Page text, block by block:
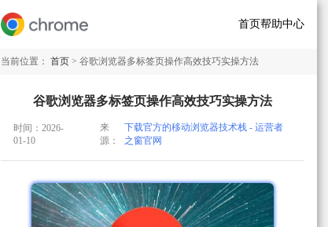
首页帮助中心
当前位置： 首页 > 谷歌浏览器多标签页操作高效技巧实操方法
谷歌浏览器多标签页操作高效技巧实操方法
时间：2026-
01-10
来
源：
下载官方的移动浏览器技术栈 - 运营者
之窗官网